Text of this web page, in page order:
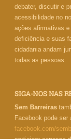
debater, discutir e
acessibilidade no
ações afirmativas
deficiência e suas
cidadania andam
todas as pessoas.
SIGA-NOS NAS
Sem Barreiras
Facebook pode
facebook.com/